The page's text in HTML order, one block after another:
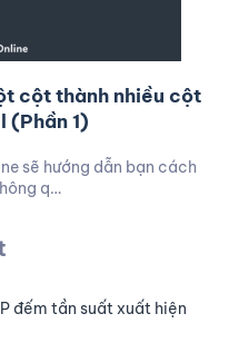
cột thành nhiều cột
(Phần 1)
sẽ hướng dẫn bạn cách
q…
đếm tần suất xuất hiện